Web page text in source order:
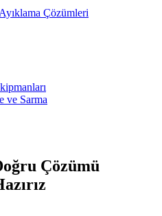
Çözümleri
ve Sarma
Çözümü